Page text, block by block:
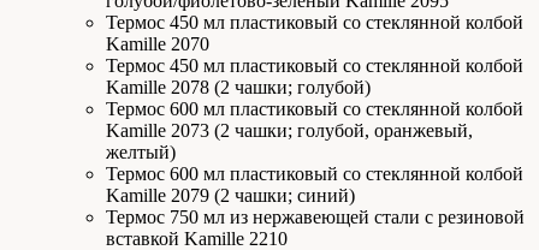
Термос 450 мл пластиковый со стеклянной колбой
Kamille 2070
Термос 450 мл пластиковый со стеклянной колбой
Kamille 2078 (2 чашки; голубой)
Термос 600 мл пластиковый со стеклянной колбой
Kamille 2073 (2 чашки; голубой, оранжевый,
желтый)
Термос 600 мл пластиковый со стеклянной колбой
Kamille 2079 (2 чашки; синий)
Термос 750 мл из нержавеющей стали с резиновой
вставкой Kamille 2210